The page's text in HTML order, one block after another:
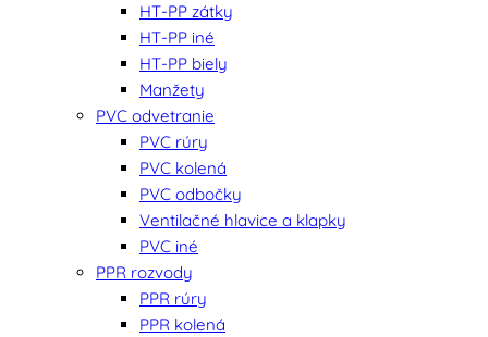
HT-PP zátky
HT-PP iné
HT-PP biely
Manžety
PVC odvetranie
PVC rúry
PVC kolená
PVC odbočky
Ventilačné hlavice a klapky
PVC iné
PPR rozvody
PPR rúry
PPR kolená